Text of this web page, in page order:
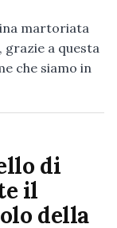
martoriata
grazie a questa
che siamo in
di
il
della